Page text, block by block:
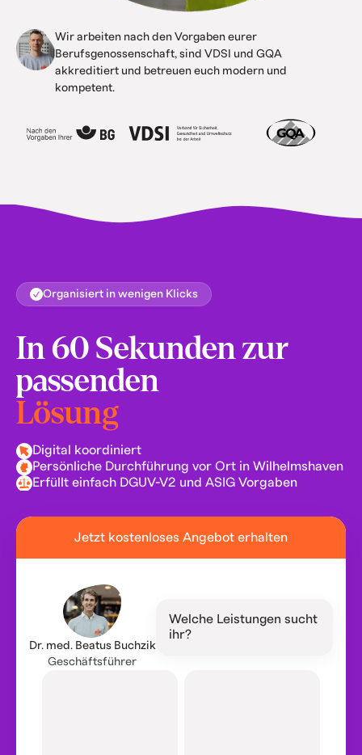
Wir arbeiten nach den Vorgaben eurer
Berufsgenossenschaft, sind VDSI und GQA
akkreditiert und betreuen euch modern und
kompetent.
Organisiert in wenigen Klicks
In 60 Sekunden zur
passenden
Lösung
Digital koordiniert
Persönliche Durchführung vor Ort in Wilhelmshaven
Erfüllt einfach DGUV-V2 und ASIG Vorgaben
Jetzt kostenloses Angebot erhalten
Dr. med. Beatus Buchzik
Geschäftsführer
Welche Leistungen sucht
ihr?